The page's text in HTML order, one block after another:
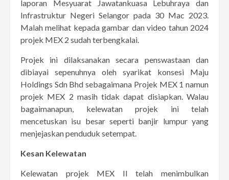
laporan Mesyuarat Jawatankuasa Lebuhraya dan
Infrastruktur Negeri Selangor pada 30 Mac 2023.
Malah melihat kepada gambar dan video tahun 2024
projek MEX 2 sudah terbengkalai.
Projek ini dilaksanakan secara penswastaan dan
dibiayai sepenuhnya oleh syarikat konsesi Maju
Holdings Sdn Bhd sebagaimana Projek MEX 1 namun
projek MEX 2 masih tidak dapat disiapkan. Walau
bagaimanapun, kelewatan projek ini telah
mencetuskan isu besar seperti banjir lumpur yang
menjejaskan penduduk setempat.
Kesan Kelewatan
Kelewatan projek MEX II telah menimbulkan